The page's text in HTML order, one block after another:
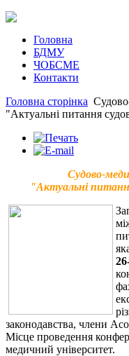
Головна
БДМУ
ЧОБСМЕ
Контакти
Головна сторінка
"Актуальні питання
Судово-
"Актуальні
законодавства, члени
Місце проведення
медичний університет.